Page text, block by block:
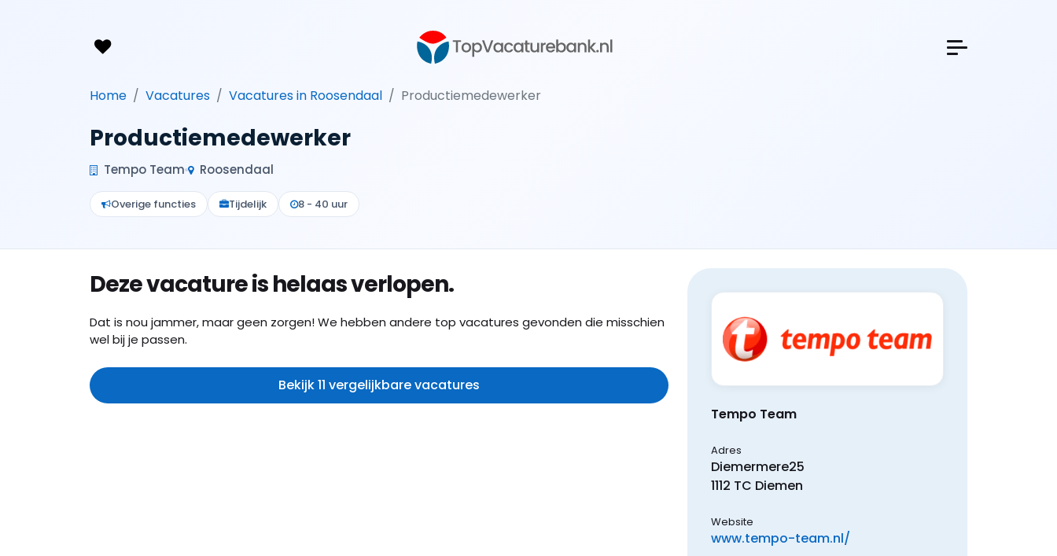
Home Vacatures Vacatures in Roosendaal Productiemedewerker
Productiemedewerker
Tempo Team Roosendaal
Overige functies Tijdelijk 8 - 40 uur
Deze vacature is helaas verlopen.
Dat is nou jammer, maar geen zorgen! We hebben andere top vacatures gevonden die misschien
wel bij je passen.
Bekijk 11 vergelijkbare vacatures
Tempo Team
Adres
Diemermere25
1112 TC Diemen
Website
www.tempo-team.nl/